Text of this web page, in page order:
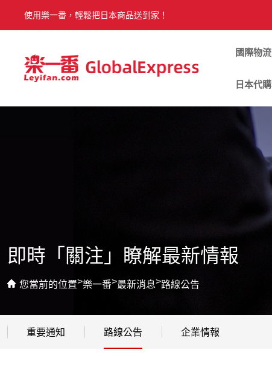
使用樂一番，輕鬆把日本商品送到家！
國際物流
日本代購
即時「關注」瞭解最新情報
您當前的位置>樂一番>最新消息>路線公告
重要通知 路線公告 企業情報